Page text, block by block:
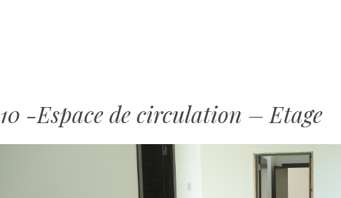
10 -Espace de circulation – Etage